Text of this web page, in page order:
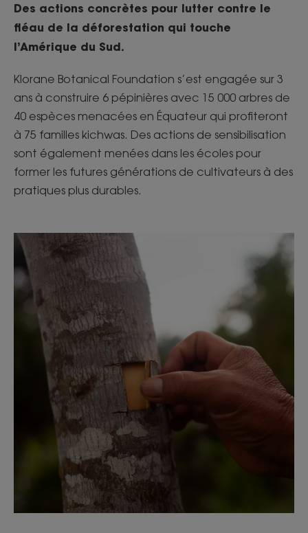
Des actions concrètes pour lutter contre le
fléau de la déforestation qui touche
l’Amérique du Sud.
Klorane Botanical Foundation s’est engagée sur 3
ans à construire 6 pépinières avec 15 000 arbres de
40 espèces menacées en Équateur qui profiteront
à 75 familles kichwas. Des actions de sensibilisation
sont également menées dans les écoles pour
former les futures générations de cultivateurs à des
pratiques plus durables.